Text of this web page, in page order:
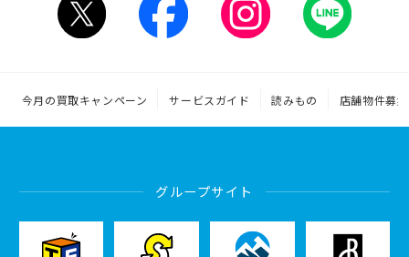
今月の買取キャンペーン サービスガイド 読みもの 店舗物件募集
グループサイト